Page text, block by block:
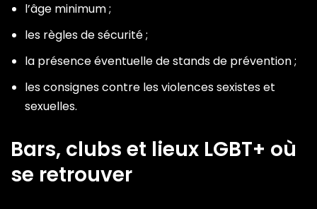
l’âge minimum ;
les règles de sécurité ;
la présence éventuelle de stands de prévention ;
les consignes contre les violences sexistes et
sexuelles.
Bars, clubs et lieux LGBT+ où
se retrouver